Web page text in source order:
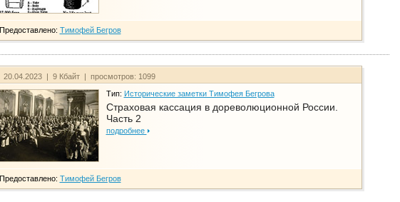
Предоставлено: Тимофей Бегров
20.04.2023 | 9 Кбайт | просмотров: 1099
Тип: Исторические заметки Тимофея Бегрова
Страховая кассация в дореволюционной России.
Часть 2
подробнее
Предоставлено: Тимофей Бегров